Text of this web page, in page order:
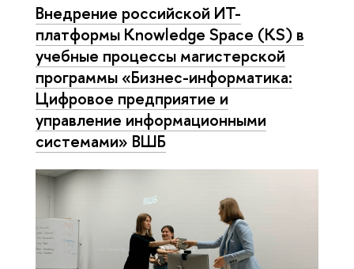
Внедрение российской ИТ-
платформы Knowledge Space (KS) в
учебные процессы магистерской
программы «Бизнес-информатика:
Цифровое предприятие и
управление информационными
системами» ВШБ